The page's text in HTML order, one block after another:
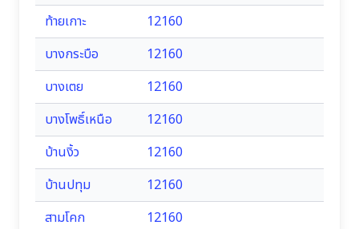
ท้ายเกาะ
12160
บางกระบือ
12160
บางเตย
12160
บางโพธิ์เหนือ
12160
บ้านงิ้ว
12160
บ้านปทุม
12160
สามโคก
12160